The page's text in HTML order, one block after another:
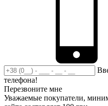
телефона!
Перезвоните мне
Уважаемые покупатели,